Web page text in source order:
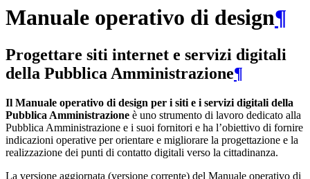
Manuale operativo di design¶
Progettare siti internet e servizi digitali
della Pubblica Amministrazione¶
Il Manuale operativo di design per i siti e i servizi digitali della
Pubblica Amministrazione è uno strumento di lavoro dedicato alla
Pubblica Amministrazione e i suoi fornitori e ha l’obiettivo di fornire
indicazioni operative per orientare e migliorare la progettazione e la
realizzazione dei punti di contatto digitali verso la cittadinanza.
La versione aggiornata (versione corrente) del Manuale operativo di